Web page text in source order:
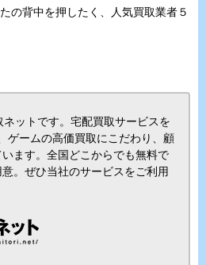
の背中を押したく、人気買取業者５
ットです。宅配買取サービスを
ゲームの高価買取にこだわり、顧
ます。全国どこからでも無料で
。ぜひ当社のサービスをご利用